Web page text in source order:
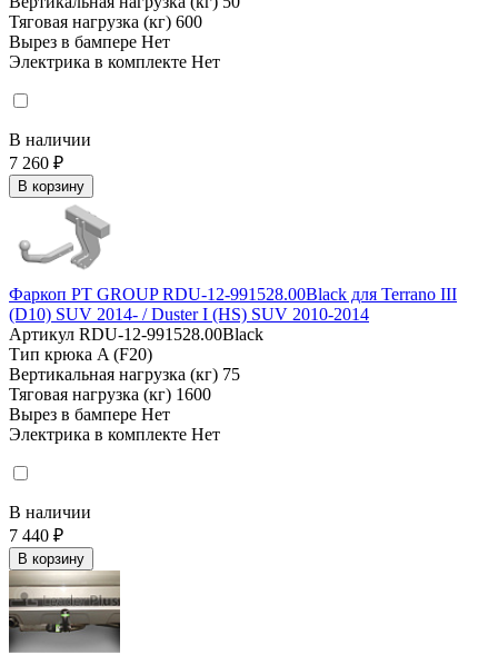
Тяговая нагрузка (кг) 600
Вырез в бампере Нет
Электрика в комплекте Нет
В наличии
7 260 ₽
В корзину
Фаркоп PT GROUP RDU-12-991528.00Black для Terrano III
(D10) SUV 2014- / Duster I (HS) SUV 2010-2014
Артикул RDU-12-991528.00Black
Тип крюка A (F20)
Вертикальная нагрузка (кг) 75
Тяговая нагрузка (кг) 1600
Вырез в бампере Нет
Электрика в комплекте Нет
В наличии
7 440 ₽
В корзину